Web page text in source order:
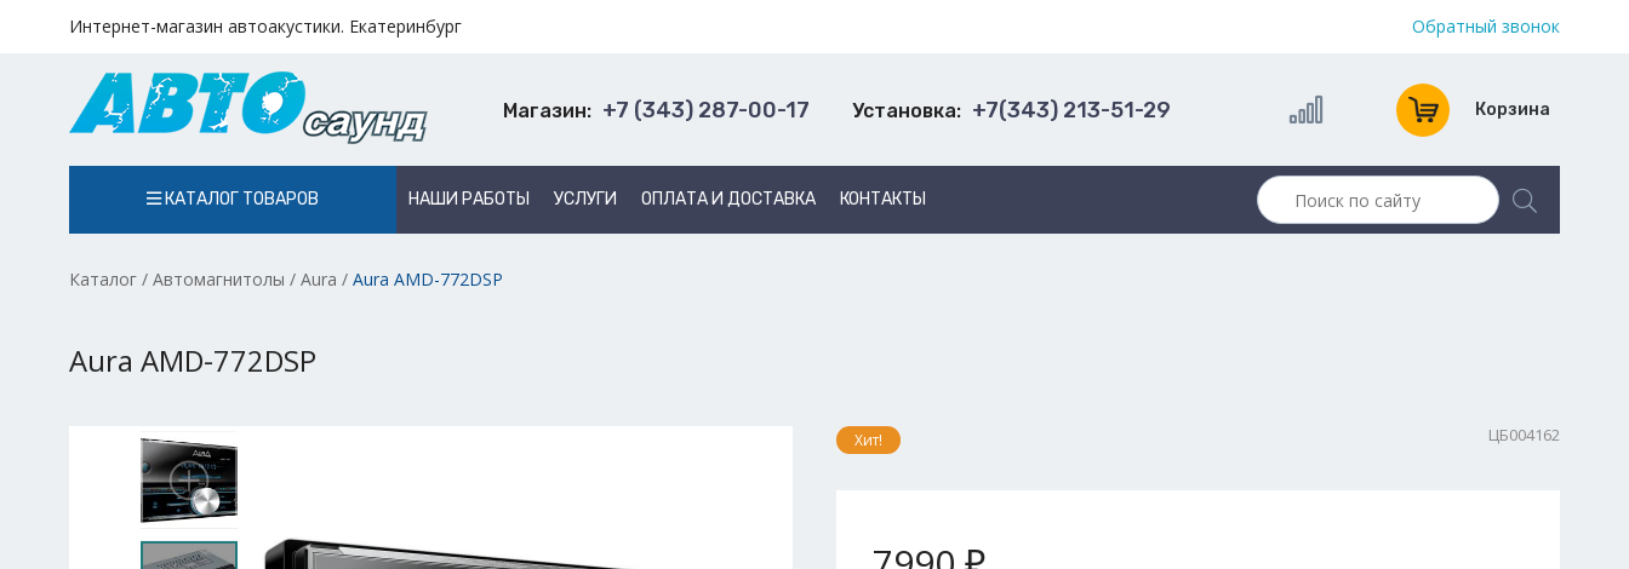
Интернет-магазин автоакустики. Екатеринбург Обратный звонок
Магазин: +7 (343) 287-00-17 Установка: +7(343) 213-51-29 Корзина
КАТАЛОГ ТОВАРОВ НАШИ РАБОТЫ УСЛУГИ ОПЛАТА И ДОСТАВКА КОНТАКТЫ
Каталог / Автомагнитолы / Aura / Aura AMD-772DSP
Aura AMD-772DSP
Хит! ЦБ004162